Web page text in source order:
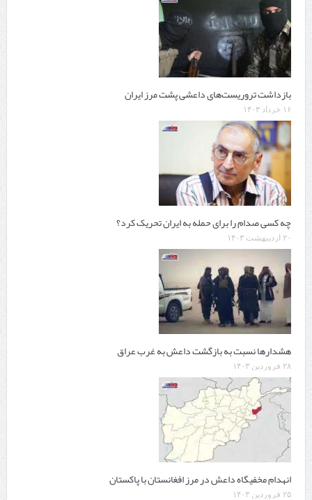
بازداشت تروریست‌های داعشی پشت مرز ایران
۱۶ خرداد ۱۴۰۳
چه کسی صدام را برای حمله به ایران تحریک کرد؟
۲۰ اردیبهشت ۱۴۰۳
هشدارها نسبت به بازگشت داعش به غرب عراق
۲۸ فروردین ۱۴۰۳
انهدام مخفیگاه داعش در مرز افغانستان با پاکستان
۲۵ فروردین ۱۴۰۳